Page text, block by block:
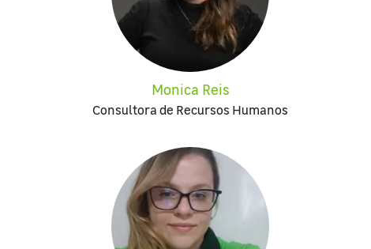
Monica Reis
Consultora de Recursos Humanos